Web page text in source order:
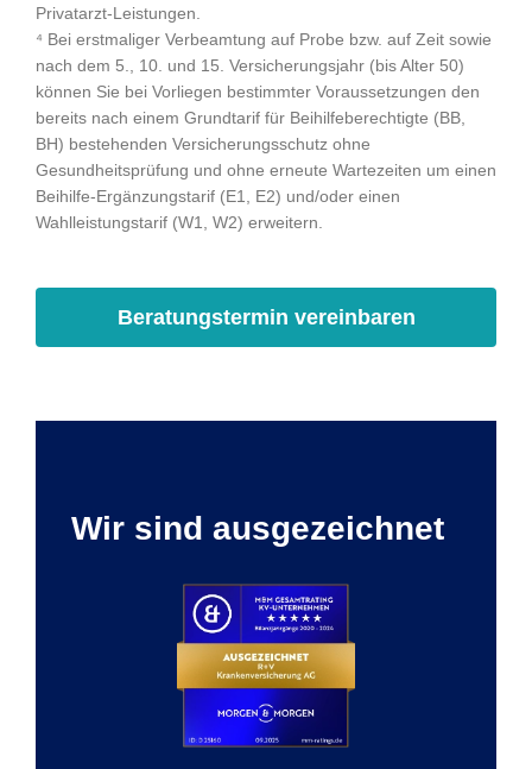
Privatarzt-Leistungen.
⁴ Bei erstmaliger Verbeamtung auf Probe bzw. auf Zeit sowie
nach dem 5., 10. und 15. Versicherungsjahr (bis Alter 50)
können Sie bei Vorliegen bestimmter Voraussetzungen den
bereits nach einem Grundtarif für Beihilfeberechtigte (BB,
BH) bestehenden Versicherungsschutz ohne
Gesundheitsprüfung und ohne erneute Wartezeiten um einen
Beihilfe-Ergänzungstarif (E1, E2) und/oder einen
Wahlleistungstarif (W1, W2) erweitern.
Beratungstermin vereinbaren
Wir sind ausgezeichnet